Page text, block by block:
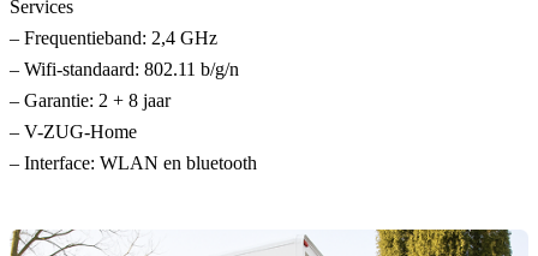
Services
– Frequentieband: 2,4 GHz
– Wifi-standaard: 802.11 b/g/n
– Garantie: 2 + 8 jaar
– V-ZUG-Home
– Interface: WLAN en bluetooth